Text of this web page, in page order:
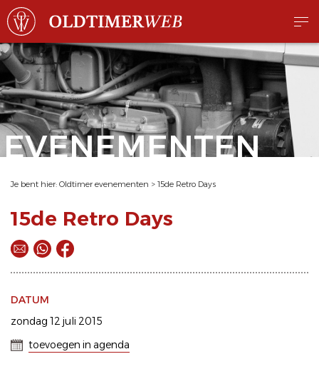
EVENEMENTEN
Je bent hier: Oldtimer evenementen > 15de Retro Days
15de Retro Days
DATUM
zondag 12 juli 2015
toevoegen in agenda